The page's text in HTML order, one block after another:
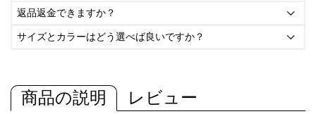
返品返金できますか？ 
サイズとカラーはどう選べば良いですか？ 
商品の説明 レビュー